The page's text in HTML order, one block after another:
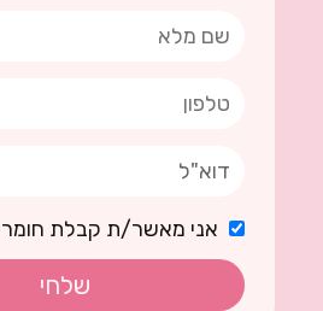
אני מאשר/ת קבלת
שלחי